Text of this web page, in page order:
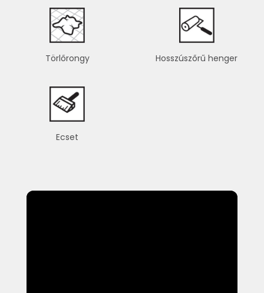
Törlőrongy Hosszúszőrű henger
Ecset